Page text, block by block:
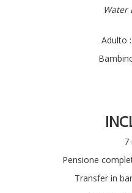
Water
Adulto
7
Pensione
Transfer in